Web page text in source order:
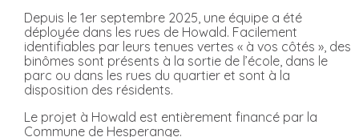
Depuis le 1er septembre 2025, une équipe a été
déployée dans les rues de Howald. Facilement
identifiables par leurs tenues vertes « à vos côtés », des
binômes sont présents à la sortie de l’école, dans le
parc ou dans les rues du quartier et sont à la
disposition des résidents.
Le projet à Howald est entièrement financé par la
Commune de Hesperange.